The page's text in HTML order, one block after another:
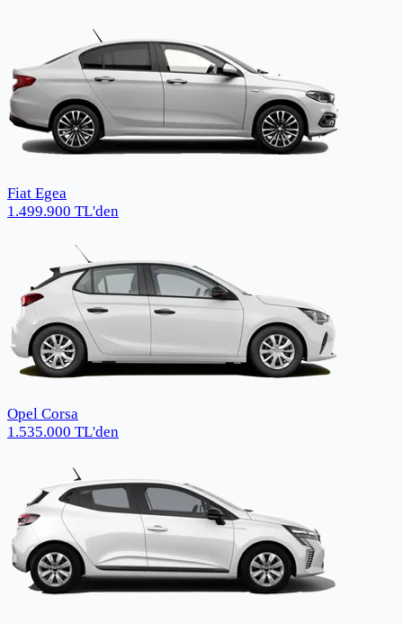
Fiat Egea
1.499.900 TL'den
Opel Corsa
1.535.000 TL'den